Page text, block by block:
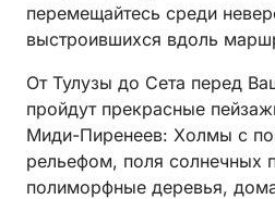
перемещайтесь среди
выстроившихся вдоль
От Тулузы до Сета перед
пройдут прекрасные
Миди-Пиренеев: Холмы с
рельефом, поля солнечных
полиморфные деревья,